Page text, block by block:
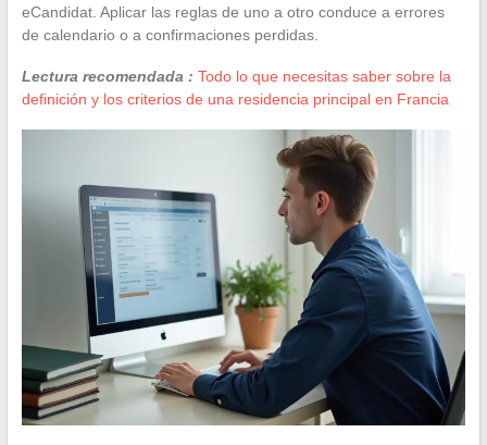
eCandidat. Aplicar las reglas de uno a otro conduce a errores
de calendario o a confirmaciones perdidas.
Lectura recomendada : Todo lo que necesitas saber sobre la
definición y los criterios de una residencia principal en Francia